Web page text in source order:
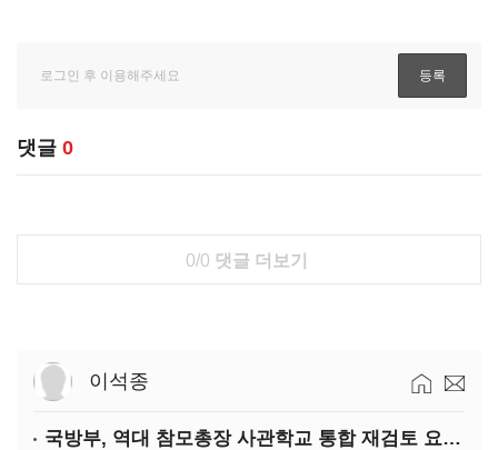
댓글 0
0/0 댓글 더보기
이석종
국방부, 역대 참모총장 사관학교 통합 재검토 요구에 "다양한 의견 수렴해 합리적 시스템 만들 것"